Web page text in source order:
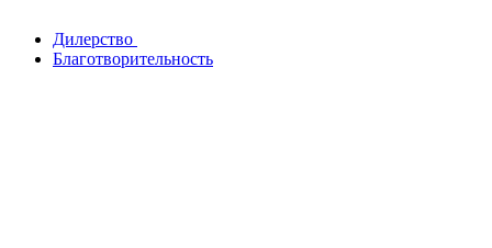
Дилерство
Благотворительность